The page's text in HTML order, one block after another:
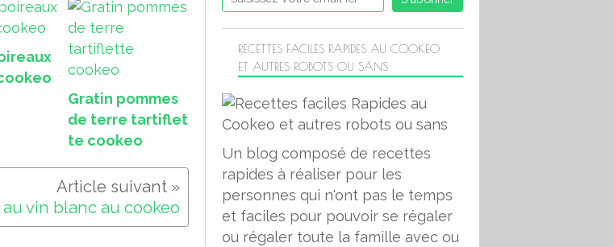
Gratin pommes
de terre tartiflet
te cookeo
vin blanc au cookeo
RECETTES FACILES RAPIDES AU COOKEO
ET AUTRES ROBOTS OU SANS
Un blog composé de recettes
rapides à réaliser pour les
personnes qui n'ont pas le temps
et faciles pour pouvoir se régaler
ou régaler toute la famille avec ou